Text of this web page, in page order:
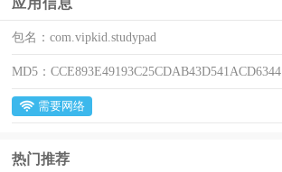
包名：com.vipkid.studypad
MD5：CCE893E49193C25CDAB43D541ACD6344
需要网络
热门推荐